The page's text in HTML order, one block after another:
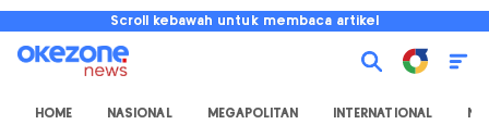
Scroll kebawah untuk membaca artikel
HOME NASIONAL MEGAPOLITAN INTERNATIONAL